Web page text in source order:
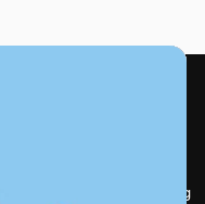
i
Prissætning